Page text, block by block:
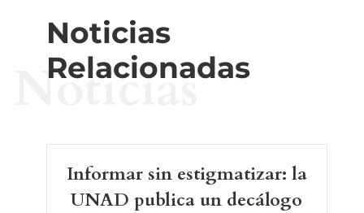
Noticias
Relacionadas
Noticias
Informar sin estigmatizar: la
UNAD publica un decálogo